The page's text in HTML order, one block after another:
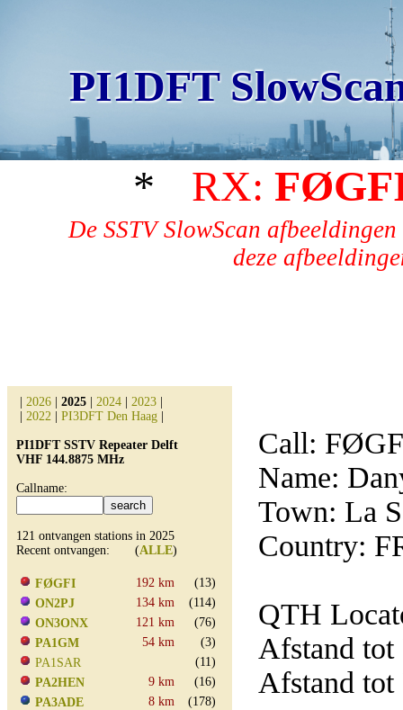
PI1DFT
* RX:
De SSTV SlowScan
deze
2026 2025 2024 2023
2022 PI3DFT Den Haag
PI1DFT SSTV Repeater Delft
VHF 144.8875 MHz
Callname:
121 ontvangen stations in 2025
Recent ontvangen: (ALLE)
FØGFI 192 km
(13)
ON2PJ
134 km
(114)
ON3ONX
121 km
(76)
PA1GM
54 km
(3)
PA1SAR
(11)
PA2HEN
9 km
(16)
PA3ADE
8 km
(178)
Call:
Name:
Town: La
Country:
QTH
Afstand tot
Afstand tot